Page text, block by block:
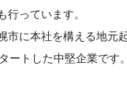
行っています。
市に本社を構える地元
ートした中堅企業です。